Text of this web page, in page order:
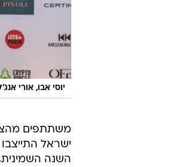
יוסי אבו, אורי
משתתפים
ישראל
השנה